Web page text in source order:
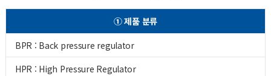
① 제품 분류
BPR : Back pressure regulator
HPR : High Pressure Regulator